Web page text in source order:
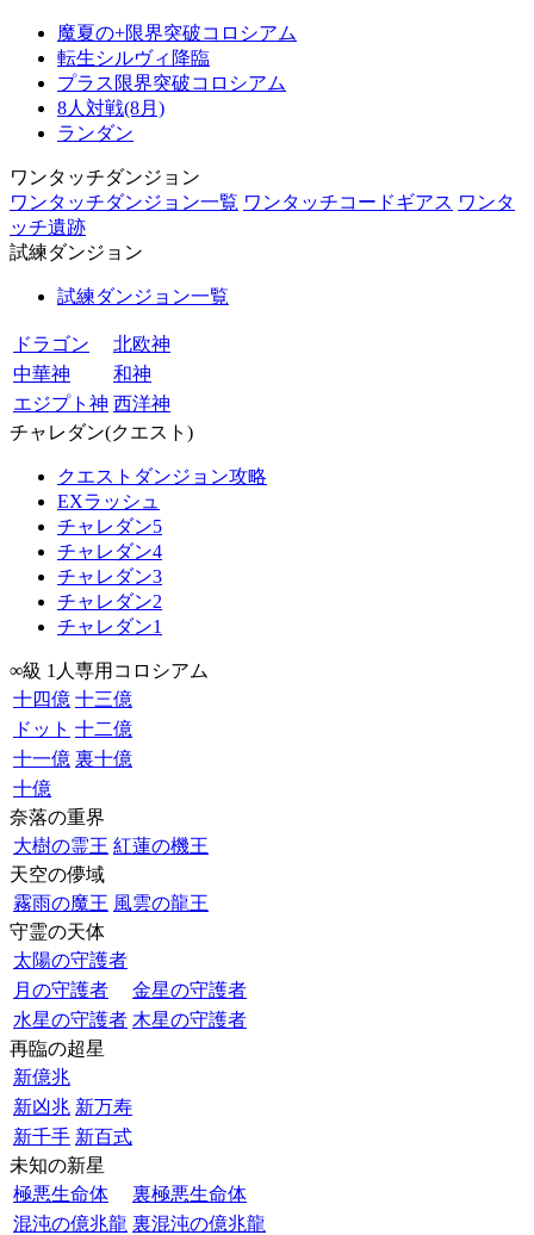
魔夏の+限界突破コロシアム
転生シルヴィ降臨
プラス限界突破コロシアム
8人対戦(8月)
ランダン
ワンタッチダンジョン
ワンタッチダンジョン一覧 ワンタッチコードギアス ワンタ
ッチ遺跡
試練ダンジョン
試練ダンジョン一覧
ドラゴン
北欧神
中華神
和神
エジプト神 西洋神
チャレダン(クエスト)
クエストダンジョン攻略
EXラッシュ
チャレダン5
チャレダン4
チャレダン3
チャレダン2
チャレダン1
∞級 1人専用コロシアム
十四億 十三億
ドット 十二億
十一億 裏十億
十億
奈落の重界
大樹の霊王 紅蓮の機王
天空の儚域
霧雨の魔王 風雲の龍王
守霊の天体
太陽の守護者
月の守護者
金星の守護者
水星の守護者 木星の守護者
再臨の超星
新億兆
新凶兆 新万寿
新千手 新百式
未知の新星
極悪生命体
裏極悪生命体
混沌の億兆龍 裏混沌の億兆龍